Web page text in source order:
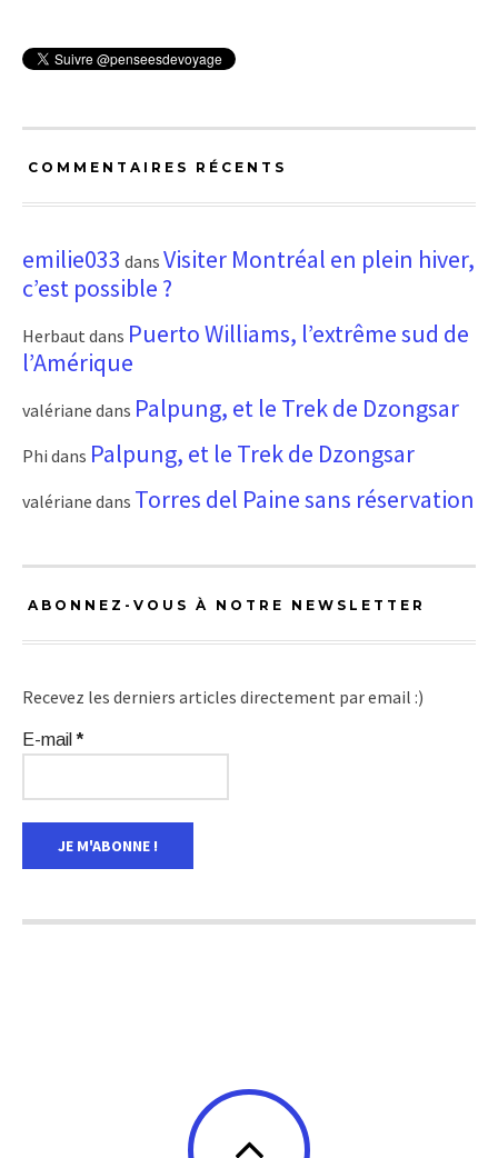
COMMENTAIRES RÉCENTS
emilie033 dans Visiter Montréal en plein hiver,
c’est possible ?
Herbaut dans Puerto Williams, l’extrême sud de
l’Amérique
valériane dans Palpung, et le Trek de Dzongsar
Phi dans Palpung, et le Trek de Dzongsar
valériane dans Torres del Paine sans réservation
ABONNEZ-VOUS À NOTRE NEWSLETTER
Recevez les derniers articles directement par email :)
E-mail*